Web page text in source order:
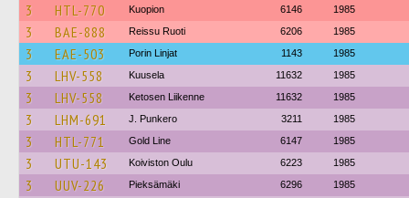
3 HTL-770 Kuopion 6146 1985
3 BAE-888 Reissu Ruoti 6206 1985
3 EAE-503 Porin Linjat 1143 1985
3 LHV-558 Kuusela 11632 1985
3 LHV-558 Ketosen Liikenne 11632 1985
3 LHM-691 J. Punkero 3211 1985
3 HTL-771 Gold Line 6147 1985
3 UTU-143 Koiviston Oulu 6223 1985
3 UUV-226 Pieksämäki 6296 1985